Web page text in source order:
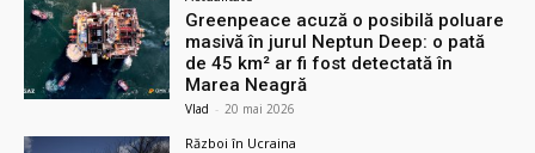
Greenpeace acuză o posibilă poluare
masivă în jurul Neptun Deep: o pată
de 45 km² ar fi fost detectată în
Marea Neagră
Vlad - 20 mai 2026
Război în Ucraina